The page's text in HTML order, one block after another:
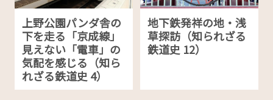
上野公園パンダ舎の
下を走る「京成線」
見えない「電車」の
気配を感じる（知ら
れざる鉄道史 4）
地下鉄発祥の地・浅
草探訪（知られざる
鉄道史 12）